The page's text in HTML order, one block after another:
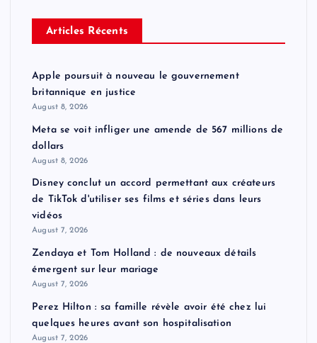
Articles Récents
Apple poursuit à nouveau le gouvernement
britannique en justice
August 8, 2026
Meta se voit infliger une amende de 567 millions de
dollars
August 8, 2026
Disney conclut un accord permettant aux créateurs
de TikTok d'utiliser ses films et séries dans leurs
vidéos
August 7, 2026
Zendaya et Tom Holland : de nouveaux détails
émergent sur leur mariage
August 7, 2026
Perez Hilton : sa famille révèle avoir été chez lui
quelques heures avant son hospitalisation
August 7, 2026